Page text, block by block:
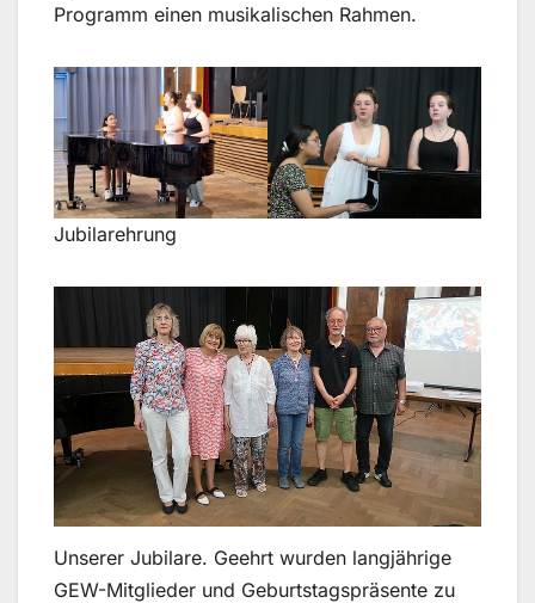
Programm einen musikalischen Rahmen.
Jubilarehrung
Unserer Jubilare. Geehrt wurden langjährige
GEW-Mitglieder und Geburtstagspräsente zu